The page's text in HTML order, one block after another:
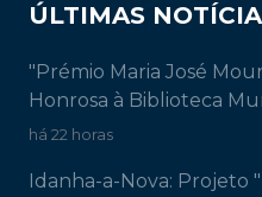
ÚLTIMAS
"Prémio Maria José
Honrosa à Biblioteca
há 22 horas
Idanha-a-Nova: Projeto